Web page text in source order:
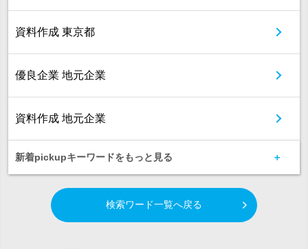
資料作成 東京都
優良企業 地元企業
資料作成 地元企業
新着pickupキーワードをもっと見る
検索ワード一覧へ戻る